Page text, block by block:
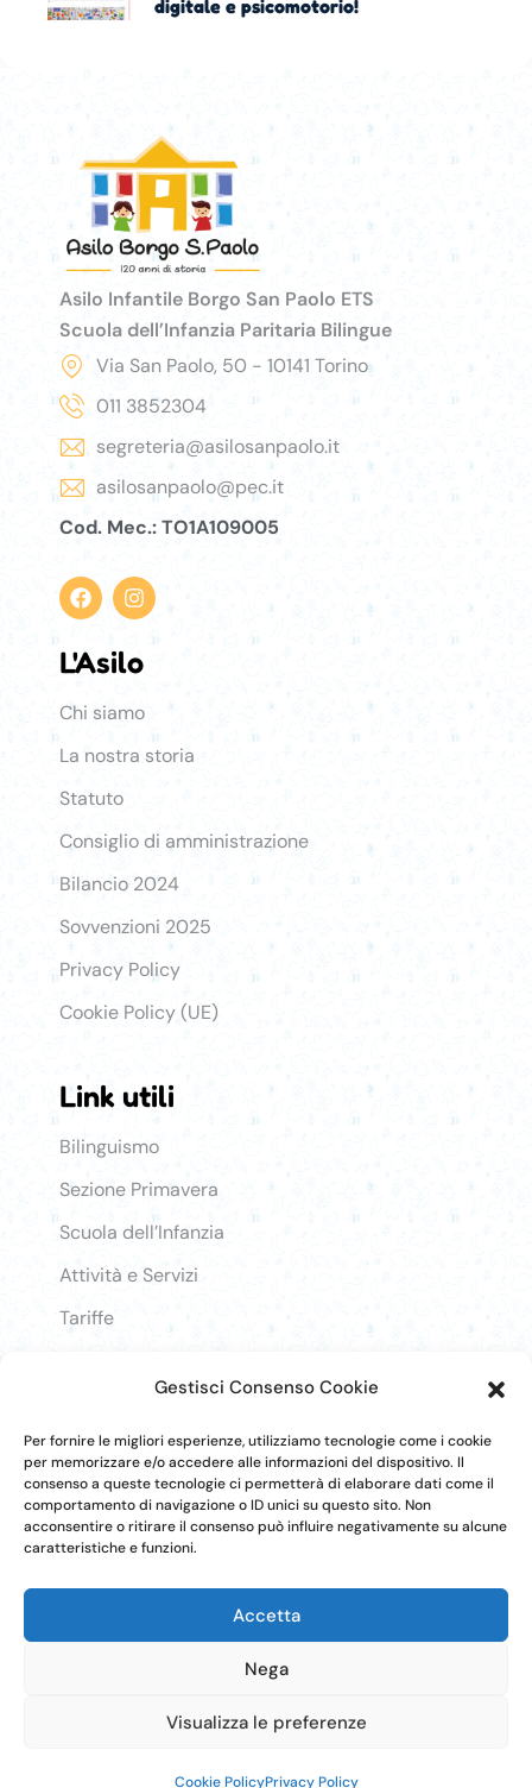
Gestisci Consenso Cookie
Per fornire le migliori esperienze, utilizziamo tecnologie come i cookie
per memorizzare e/o accedere alle informazioni del dispositivo. Il
consenso a queste tecnologie ci permetterà di elaborare dati come il
comportamento di navigazione o ID unici su questo sito. Non
acconsentire o ritirare il consenso può influire negativamente su alcune
caratteristiche e funzioni.
Accetta
Nega
Visualizza le preferenze
Cookie PolicyPrivacy Policy
digitale e psicomotorio!
Asilo Infantile Borgo San Paolo ETS
Scuola dell’Infanzia Paritaria Bilingue
Via San Paolo, 50 - 10141 Torino
011 3852304
segreteria@asilosanpaolo.it
asilosanpaolo@pec.it
Cod. Mec.: TO1A109005
L'Asilo
Chi siamo
La nostra storia
Statuto
Consiglio di amministrazione
Bilancio 2024
Sovvenzioni 2025
Privacy Policy
Cookie Policy (UE)
Link utili
Link Utili
Bilinguismo
Sezione Primavera
Scuola dell’Infanzia
Attività e Servizi
Tariffe